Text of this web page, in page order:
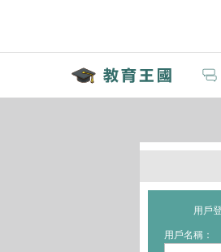
用戶
用戶名稱：